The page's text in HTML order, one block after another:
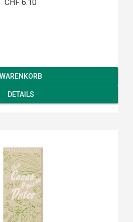
CHF 6.10
WARENKORB
DETAILS